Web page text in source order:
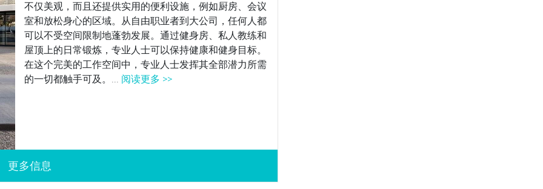
不仅美观，而且还提供实用的便利设施，例如厨房、会议
室和放松身心的区域。从自由职业者到大公司，任何人都
可以不受空间限制地蓬勃发展。通过健身房、私人教练和
屋顶上的日常锻炼，专业人士可以保持健康和健身目标。
在这个完美的工作空间中，专业人士发挥其全部潜力所需
的一切都触手可及。... 阅读更多 >>